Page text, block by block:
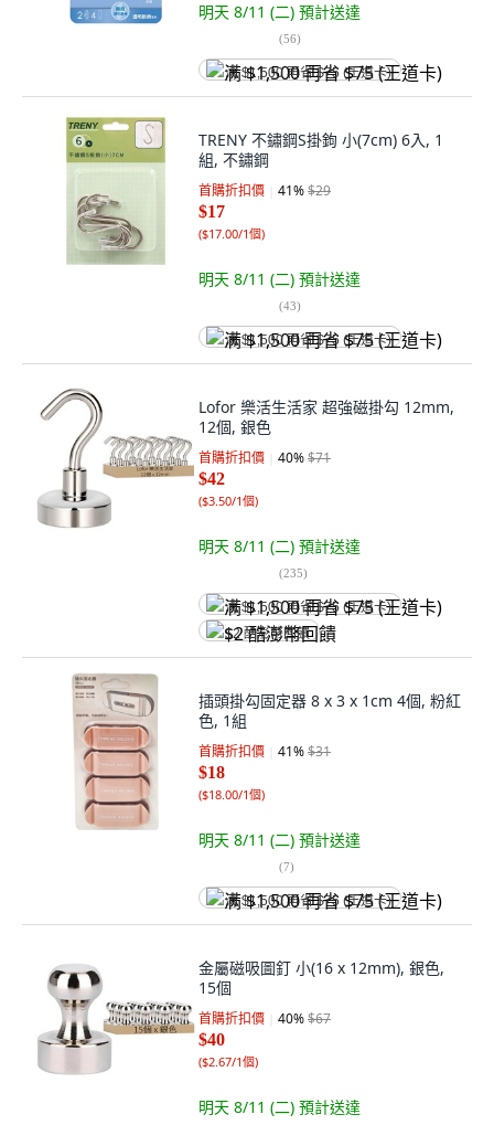
明天 8/11 (二) 預計送達
(56)
满 $1,500 再省 $75 (王道卡)
TRENY 不鏽鋼S掛鉤 小(7cm) 6入, 1
組, 不鏽鋼
首購折扣價 41%$29
$17
($17.00/1個)
明天 8/11 (二) 預計送達
(43)
满 $1,500 再省 $75 (王道卡)
Lofor 樂活生活家 超強磁掛勾 12mm,
12個, 銀色
首購折扣價 40%$71
$42
($3.50/1個)
明天 8/11 (二) 預計送達
(235)
满 $1,500 再省 $75 (王道卡)
$2 酷澎幣回饋
插頭掛勾固定器 8 x 3 x 1cm 4個, 粉紅
色, 1組
首購折扣價 41%$31
$18
($18.00/1個)
明天 8/11 (二) 預計送達
(7)
满 $1,500 再省 $75 (王道卡)
金屬磁吸圖釘 小(16 x 12mm), 銀色,
15個
首購折扣價 40%$67
$40
($2.67/1個)
明天 8/11 (二) 預計送達